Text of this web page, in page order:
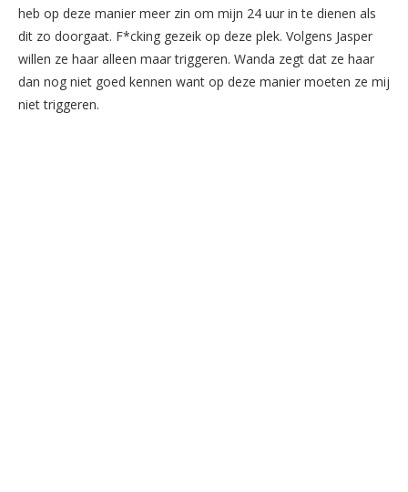
heb op deze manier meer zin om mijn 24 uur in te dienen als
dit zo doorgaat. F*cking gezeik op deze plek. Volgens Jasper
willen ze haar alleen maar triggeren. Wanda zegt dat ze haar
dan nog niet goed kennen want op deze manier moeten ze mij
niet triggeren.